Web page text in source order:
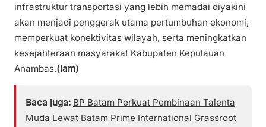
infrastruktur transportasi yang lebih memadai diyakini
akan menjadi penggerak utama pertumbuhan ekonomi,
memperkuat konektivitas wilayah, serta meningkatkan
kesejahteraan masyarakat Kabupaten Kepulauan
Anambas.(lam)
Baca juga: BP Batam Perkuat Pembinaan Talenta
Muda Lewat Batam Prime International Grassroot